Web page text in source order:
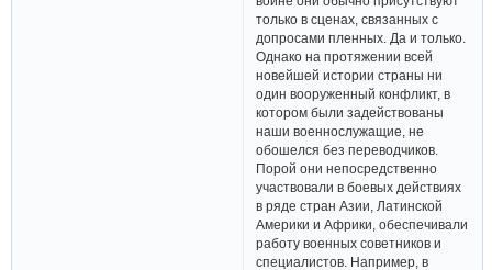
только в сценах, связанных с
допросами пленных. Да и только.
Однако на протяжении всей
новейшей истории страны ни
один вооруженный конфликт, в
котором были задействованы
наши военнослужащие, не
обошелся без переводчиков.
Порой они непосредственно
участвовали в боевых действиях
в ряде стран Азии, Латинской
Америки и Африки, обеспечивали
работу военных советников и
специалистов. Например, в